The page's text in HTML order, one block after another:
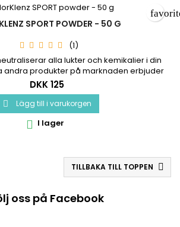
SPORT POWDER - 50 G
(1)
alla lukter och kemikalier i din
andra produkter på marknaden erbjuder
teknik Pulvret förhindrar luktproblem
av svett eller annan organisk lukt
DKK 125
 Lägg till i varukorgen
 I lager
TILLBAKA TILL TOPPEN 
oss på Facebook